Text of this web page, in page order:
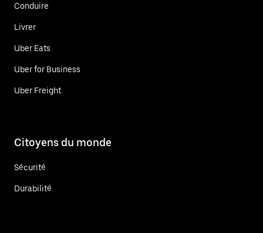
Conduire
Livrer
Uber Eats
Uber for Business
Uber Freight
Citoyens du monde
Sécurité
Durabilité